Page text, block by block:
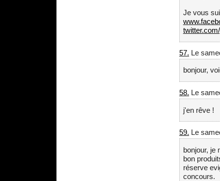
Je vous
57. Le
bonjour,
58. Le
j'en rêve !
59. Le
bonjour, je
bon
réserve
concours.